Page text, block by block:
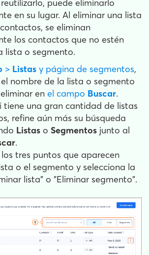
puede eliminarlo
en su lugar. Al eliminar una lista
se eliminan
los contactos que no estén
lista o segmento.
> Listas y página de segmentos,
nombre de la lista o segmento
en el campo Buscar.
tiene una gran cantidad de listas
refine aún más su búsqueda
Listas o Segmentos junto al
.
los tres puntos que aparecen
o el segmento y selecciona la
lista" o "Eliminar segmento".